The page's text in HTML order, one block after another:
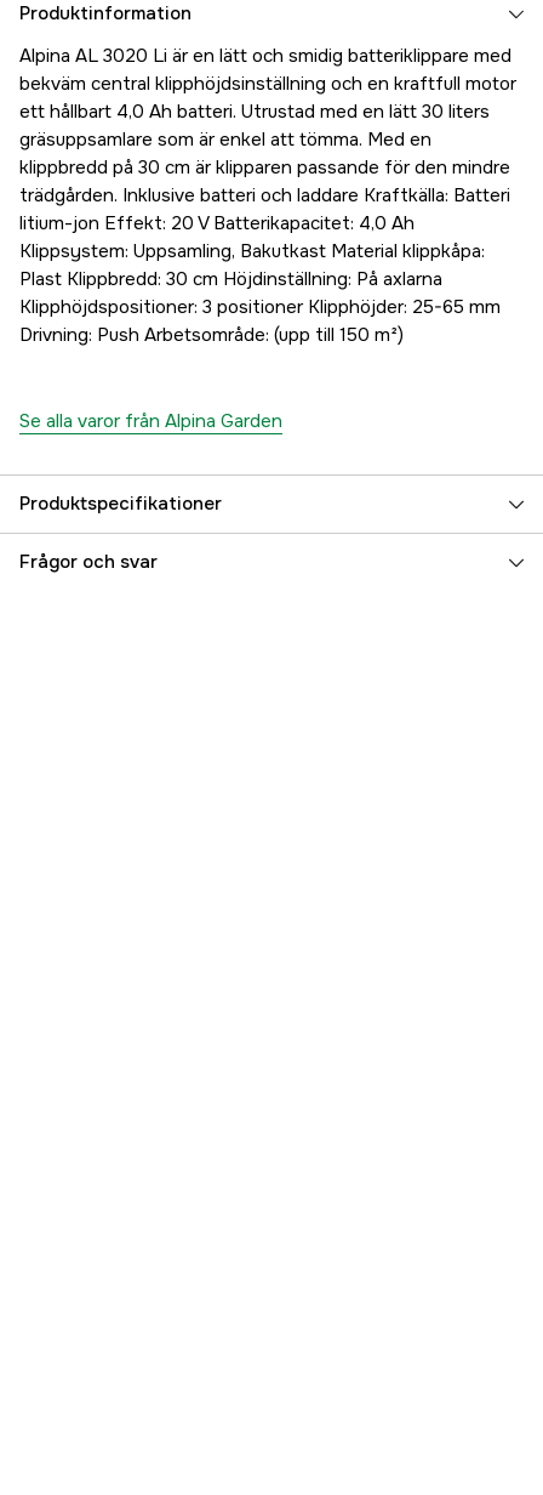
Produktinformation
Alpina AL 3020 Li är en lätt och smidig batteriklippare med
bekväm central klipphöjdsinställning och en kraftfull motor
ett hållbart 4,0 Ah batteri. Utrustad med en lätt 30 liters
gräsuppsamlare som är enkel att tömma. Med en
klippbredd på 30 cm är klipparen passande för den mindre
trädgården. Inklusive batteri och laddare Kraftkälla: Batteri
litium-jon Effekt: 20 V Batterikapacitet: 4,0 Ah
Klippsystem: Uppsamling, Bakutkast Material klippkåpa:
Plast Klippbredd: 30 cm Höjdinställning: På axlarna
Klipphöjdspositioner: 3 positioner Klipphöjder: 25-65 mm
Drivning: Push Arbetsområde: (upp till 150 m²)
Se alla varor från Alpina Garden
Produktspecifikationer
Klippbredd 30 cm
Frågor och svar